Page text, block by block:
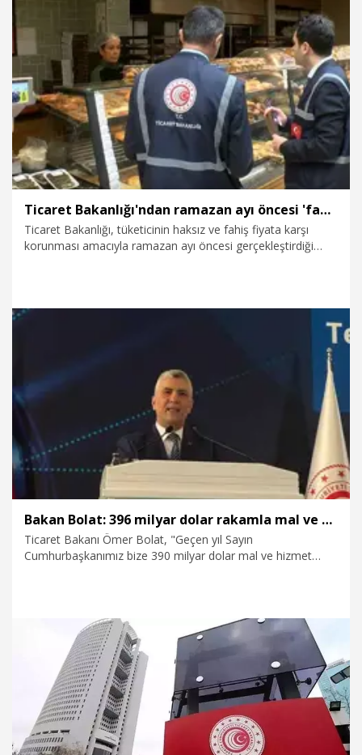
5.03.2026 Gündem
Ticaret Bakanlığı'ndan ramazan ayı öncesi 'fahiş fiyat' denetimi
Ticaret Bakanlığı, tüketicinin haksız ve fahiş fiyata karşı
korunması amacıyla ramazan ayı öncesi gerçekleştirdiği
Bakan Bolat: 396 milyar dolar rakamla mal ve hizmet ihracat hedefini aştık
Ticaret Bakanı Ömer Bolat, "Geçen yıl Sayın
Cumhurbaşkanımız bize 390 milyar dolar mal ve hizmet
26.01.2026 Ekonomi